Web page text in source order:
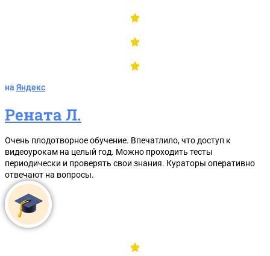
на Яндекс
Рената Л.
Очень плодотворное обучение. Впечатлило, что доступ к
видеоурокам на целый год. Можно проходить тесты
периодически и проверять свои знания. Кураторы оперативно
отвечают на вопросы.
Сразу отправим в
Telegram, MAX или
WhatsApp
материалы в PDF: